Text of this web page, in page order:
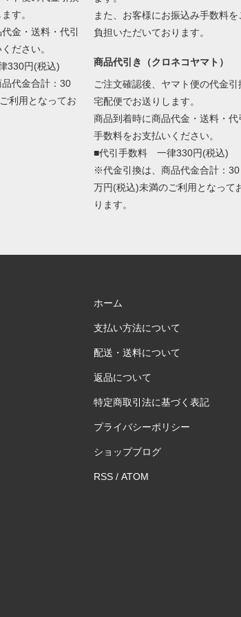
す。
金・送料・代引
ださい。
330円(税込)
代金合計：30
利用となってお
また、お客様にお振込み手数料を
負担いただいております。
商品代引き（クロネコヤマト）
ご注文確認後、ヤマト便の代金引
宅配便でお送りします。
商品到着時に商品代金・送料・代
手数料をお支払いください。
■代引手数料 一律330円(税込)
※代金引換は、商品代金合計：30
万円(税込)未満のご利用となって
ります。
ホーム
支払い方法について
配送・送料について
返品について
特定商取引法に基づく表記
プライバシーポリシー
ショップブログ
RSS/ ATOM